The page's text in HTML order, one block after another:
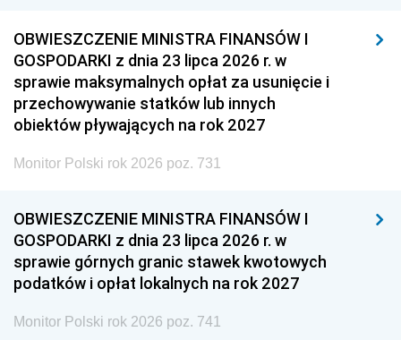
OBWIESZCZENIE MINISTRA FINANSÓW I
GOSPODARKI z dnia 23 lipca 2026 r. w
sprawie maksymalnych opłat za usunięcie i
przechowywanie statków lub innych
obiektów pływających na rok 2027
Monitor Polski rok 2026 poz. 731
OBWIESZCZENIE MINISTRA FINANSÓW I
GOSPODARKI z dnia 23 lipca 2026 r. w
sprawie górnych granic stawek kwotowych
podatków i opłat lokalnych na rok 2027
Monitor Polski rok 2026 poz. 741